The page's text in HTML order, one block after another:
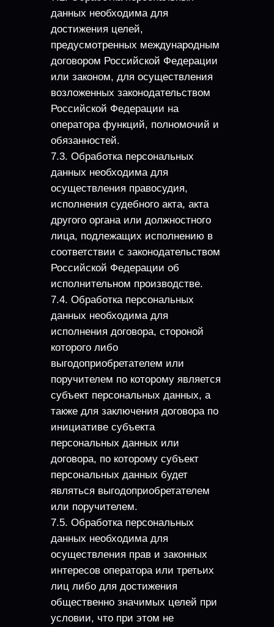
данных необходима для
достижения целей,
предусмотренных международным
договором Российской Федерации
или законом, для осуществления
возложенных законодательством
Российской Федерации на
оператора функций, полномочий и
обязанностей.
7.3. Обработка персональных
данных необходима для
осуществления правосудия,
исполнения судебного акта, акта
другого органа или должностного
лица, подлежащих исполнению в
соответствии с законодательством
Российской Федерации об
исполнительном производстве.
7.4. Обработка персональных
данных необходима для
исполнения договора, стороной
которого либо
выгодоприобретателем или
поручителем по которому является
субъект персональных данных, а
также для заключения договора по
инициативе субъекта
персональных данных или
договора, по которому субъект
персональных данных будет
являться выгодоприобретателем
или поручителем.
7.5. Обработка персональных
данных необходима для
осуществления прав и законных
интересов оператора или третьих
лиц либо для достижения
общественно значимых целей при
условии, что при этом не